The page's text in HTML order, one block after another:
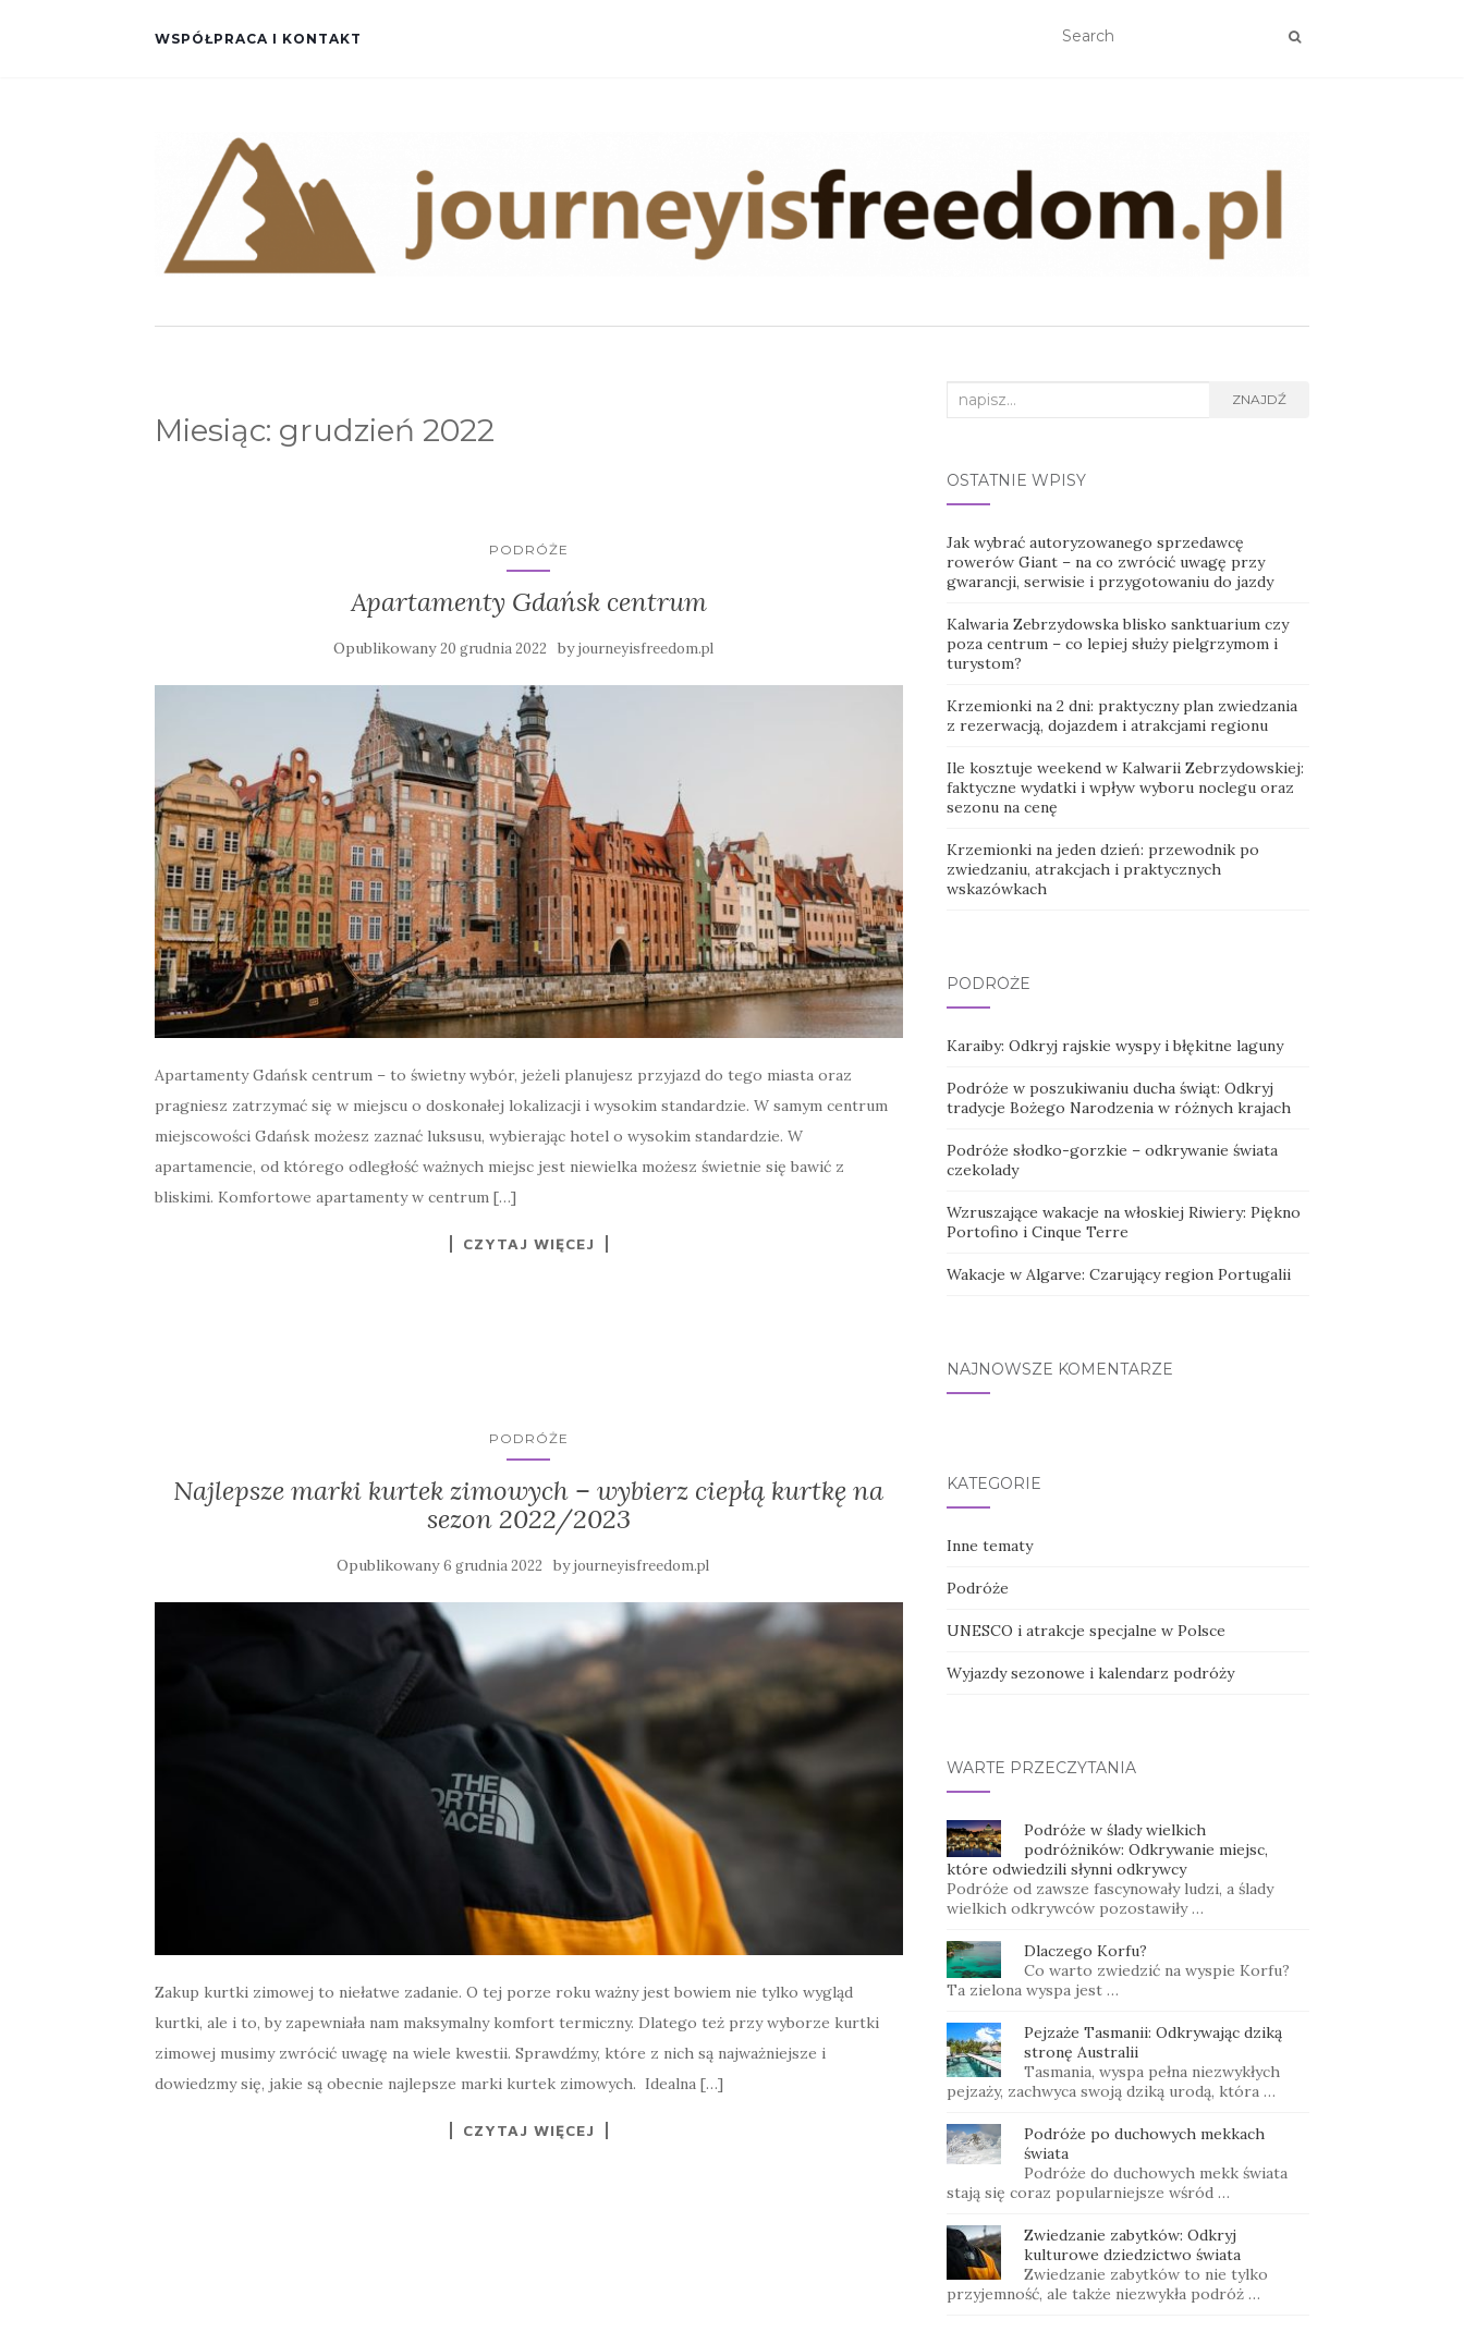
WSPÓŁPRACA I KONTAKT
Miesiąc: grudzień 2022
PODRÓŻE
Apartamenty Gdańsk centrum
Opublikowany20 grudnia 2022 byjourneyisfreedom.pl
Apartamenty Gdańsk centrum – to świetny wybór, jeżeli planujesz przyjazd do tego miasta oraz
pragniesz zatrzymać się w miejscu o doskonałej lokalizacji i wysokim standardzie. W samym centrum
miejscowości Gdańsk możesz zaznać luksusu, wybierając hotel o wysokim standardzie. W
apartamencie, od którego odległość ważnych miejsc jest niewielka możesz świetnie się bawić z
bliskimi. Komfortowe apartamenty w centrum […]
CZYTAJ WIĘCEJ
PODRÓŻE
Najlepsze marki kurtek zimowych – wybierz ciepłą kurtkę na
sezon 2022/2023
Opublikowany6 grudnia 2022 byjourneyisfreedom.pl
Zakup kurtki zimowej to niełatwe zadanie. O tej porze roku ważny jest bowiem nie tylko wygląd
kurtki, ale i to, by zapewniała nam maksymalny komfort termiczny. Dlatego też przy wyborze kurtki
zimowej musimy zwrócić uwagę na wiele kwestii. Sprawdźmy, które z nich są najważniejsze i
dowiedzmy się, jakie są obecnie najlepsze marki kurtek zimowych. Idealna […]
CZYTAJ WIĘCEJ
Search
ZNAJDŹ
OSTATNIE WPISY
Jak wybrać autoryzowanego sprzedawcę
rowerów Giant – na co zwrócić uwagę przy
gwarancji, serwisie i przygotowaniu do jazdy
Kalwaria Zebrzydowska blisko sanktuarium czy
poza centrum – co lepiej służy pielgrzymom i
turystom?
Krzemionki na 2 dni: praktyczny plan zwiedzania
z rezerwacją, dojazdem i atrakcjami regionu
Ile kosztuje weekend w Kalwarii Zebrzydowskiej:
faktyczne wydatki i wpływ wyboru noclegu oraz
sezonu na cenę
Krzemionki na jeden dzień: przewodnik po
zwiedzaniu, atrakcjach i praktycznych
wskazówkach
PODRÓŻE
Karaiby: Odkryj rajskie wyspy i błękitne laguny
Podróże w poszukiwaniu ducha świąt: Odkryj
tradycje Bożego Narodzenia w różnych krajach
Podróże słodko-gorzkie – odkrywanie świata
czekolady
Wzruszające wakacje na włoskiej Riwiery: Piękno
Portofino i Cinque Terre
Wakacje w Algarve: Czarujący region Portugalii
NAJNOWSZE KOMENTARZE
KATEGORIE
Inne tematy
Podróże
UNESCO i atrakcje specjalne w Polsce
Wyjazdy sezonowe i kalendarz podróży
WARTE PRZECZYTANIA
Podróże w ślady wielkich
podróżników: Odkrywanie miejsc,
które odwiedzili słynni odkrywcy
Podróże od zawsze fascynowały ludzi, a ślady
wielkich odkrywców pozostawiły …
Dlaczego Korfu?
Co warto zwiedzić na wyspie Korfu?
Ta zielona wyspa jest …
Pejzaże Tasmanii: Odkrywając dziką
stronę Australii
Tasmania, wyspa pełna niezwykłych
pejzaży, zachwyca swoją dziką urodą, która …
Podróże po duchowych mekkach
świata
Podróże do duchowych mekk świata
stają się coraz popularniejsze wśród …
Zwiedzanie zabytków: Odkryj
kulturowe dziedzictwo świata
Zwiedzanie zabytków to nie tylko
przyjemność, ale także niezwykła podróż …